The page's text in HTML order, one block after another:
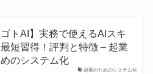
起業のためのシステム化
ゴトAI】実務で使えるAIスキ
短習得！評判と特徴 – 起業
のシステム化